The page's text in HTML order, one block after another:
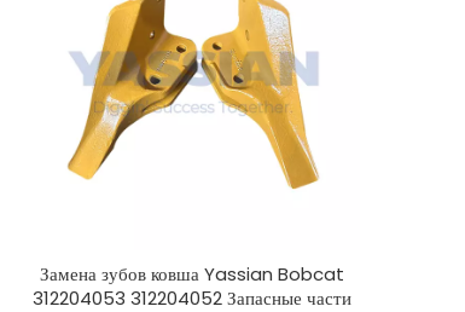
Замена зубов ковша Yassian Bobcat
312204053 312204052 Запасные части